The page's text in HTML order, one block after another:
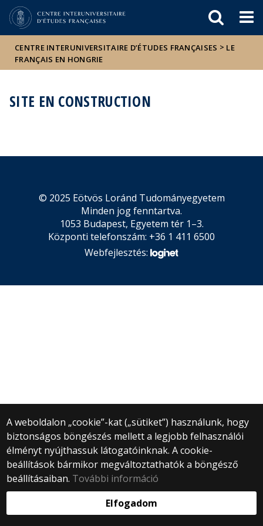
Hírek
Események
ELTE a
sajtóban
CENTRE INTERUNIVERSITAIRE D’ÉTUDES FRANÇAISES > LE
FRANÇAIS EN HONGRIE
SITE EN CONSTRUCTION
A weboldalon „cookie”-kat („sütiket”) használunk, hogy
biztonságos böngészés mellett a legjobb felhasználói
élményt nyújthassuk látogatóinknak. A cookie-
beállítások bármikor megváltoztathatók a böngésző
beállításaiban. További információ
Elfogadom
© 2025 Eötvös Loránd Tudományegyetem
Minden jog fenntartva.
1053 Budapest, Egyetem tér 1–3.
Központi telefonszám: +36 1 411 6500
Webfejlesztés: